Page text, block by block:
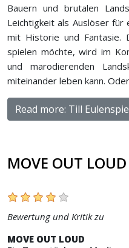
Bauern und brutalen
Leichtigkeit als Auslöser für
mit Historie und Fantasie.
spielen möchte, wird im
und marodierenden
miteinander leben kann.
Read more: Till
MOVE OUT LOUD
Bewertung und Kritik zu
MOVE OUT LOUD